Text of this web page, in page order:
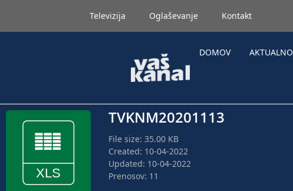
Televizija Oglaševanje Kontakt
DOMOV AKTUALNO
TVKNM20201113
File size: 35.00 KB
Created: 10-04-2022
Updated: 10-04-2022
Prenosov: 11